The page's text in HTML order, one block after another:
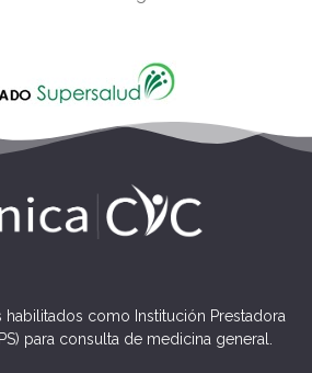
como Institución Prestadora
para consulta de medicina general.